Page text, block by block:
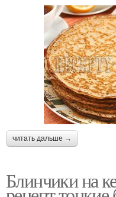
читать дальше →
Блинчики на